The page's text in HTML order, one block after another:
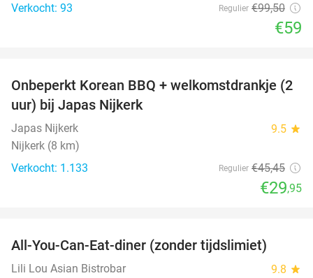
Verkocht: 93
Regulier €99,50
€59
34%
Onbeperkt Korean BBQ + welkomstdrankje (2
uur) bij Japas Nijkerk
Japas Nijkerk 9.5 star
Nijkerk (8 km)
Verkocht: 1.133
Regulier €45,45
€29,95
All-You-Can-Eat-diner (zonder tijdslimiet)
Lili Lou Asian Bistrobar 9.8 star